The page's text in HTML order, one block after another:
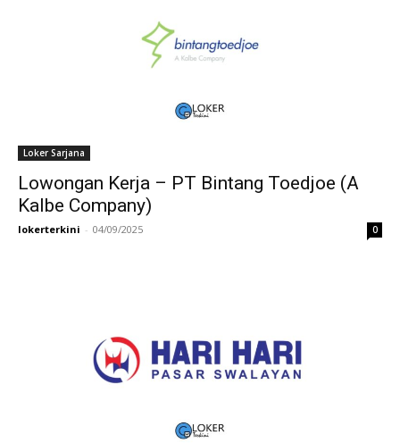
Loker Sarjana
Lowongan Kerja – PT Bintang Toedjoe (A
Kalbe Company)
lokerterkini - 04/09/2025 0